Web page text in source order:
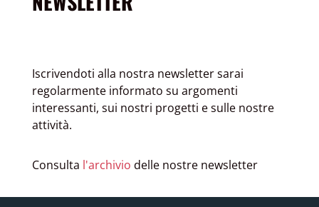
Iscrivendoti alla nostra newsletter sarai
regolarmente informato su argomenti
interessanti, sui nostri progetti e sulle nostre
attività.
Consulta l'archivio delle nostre newsletter